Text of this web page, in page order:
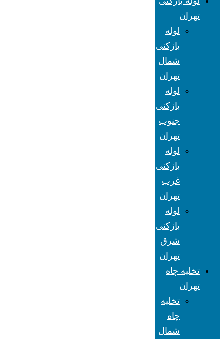
تهران
لوله
بازکنی
شمال
تهران
لوله
بازکنی
جنوب
تهران
لوله
بازکنی
غرب
تهران
لوله
بازکنی
شرق
تهران
تخلیه چاه
تهران
تخلیه
چاه
شمال